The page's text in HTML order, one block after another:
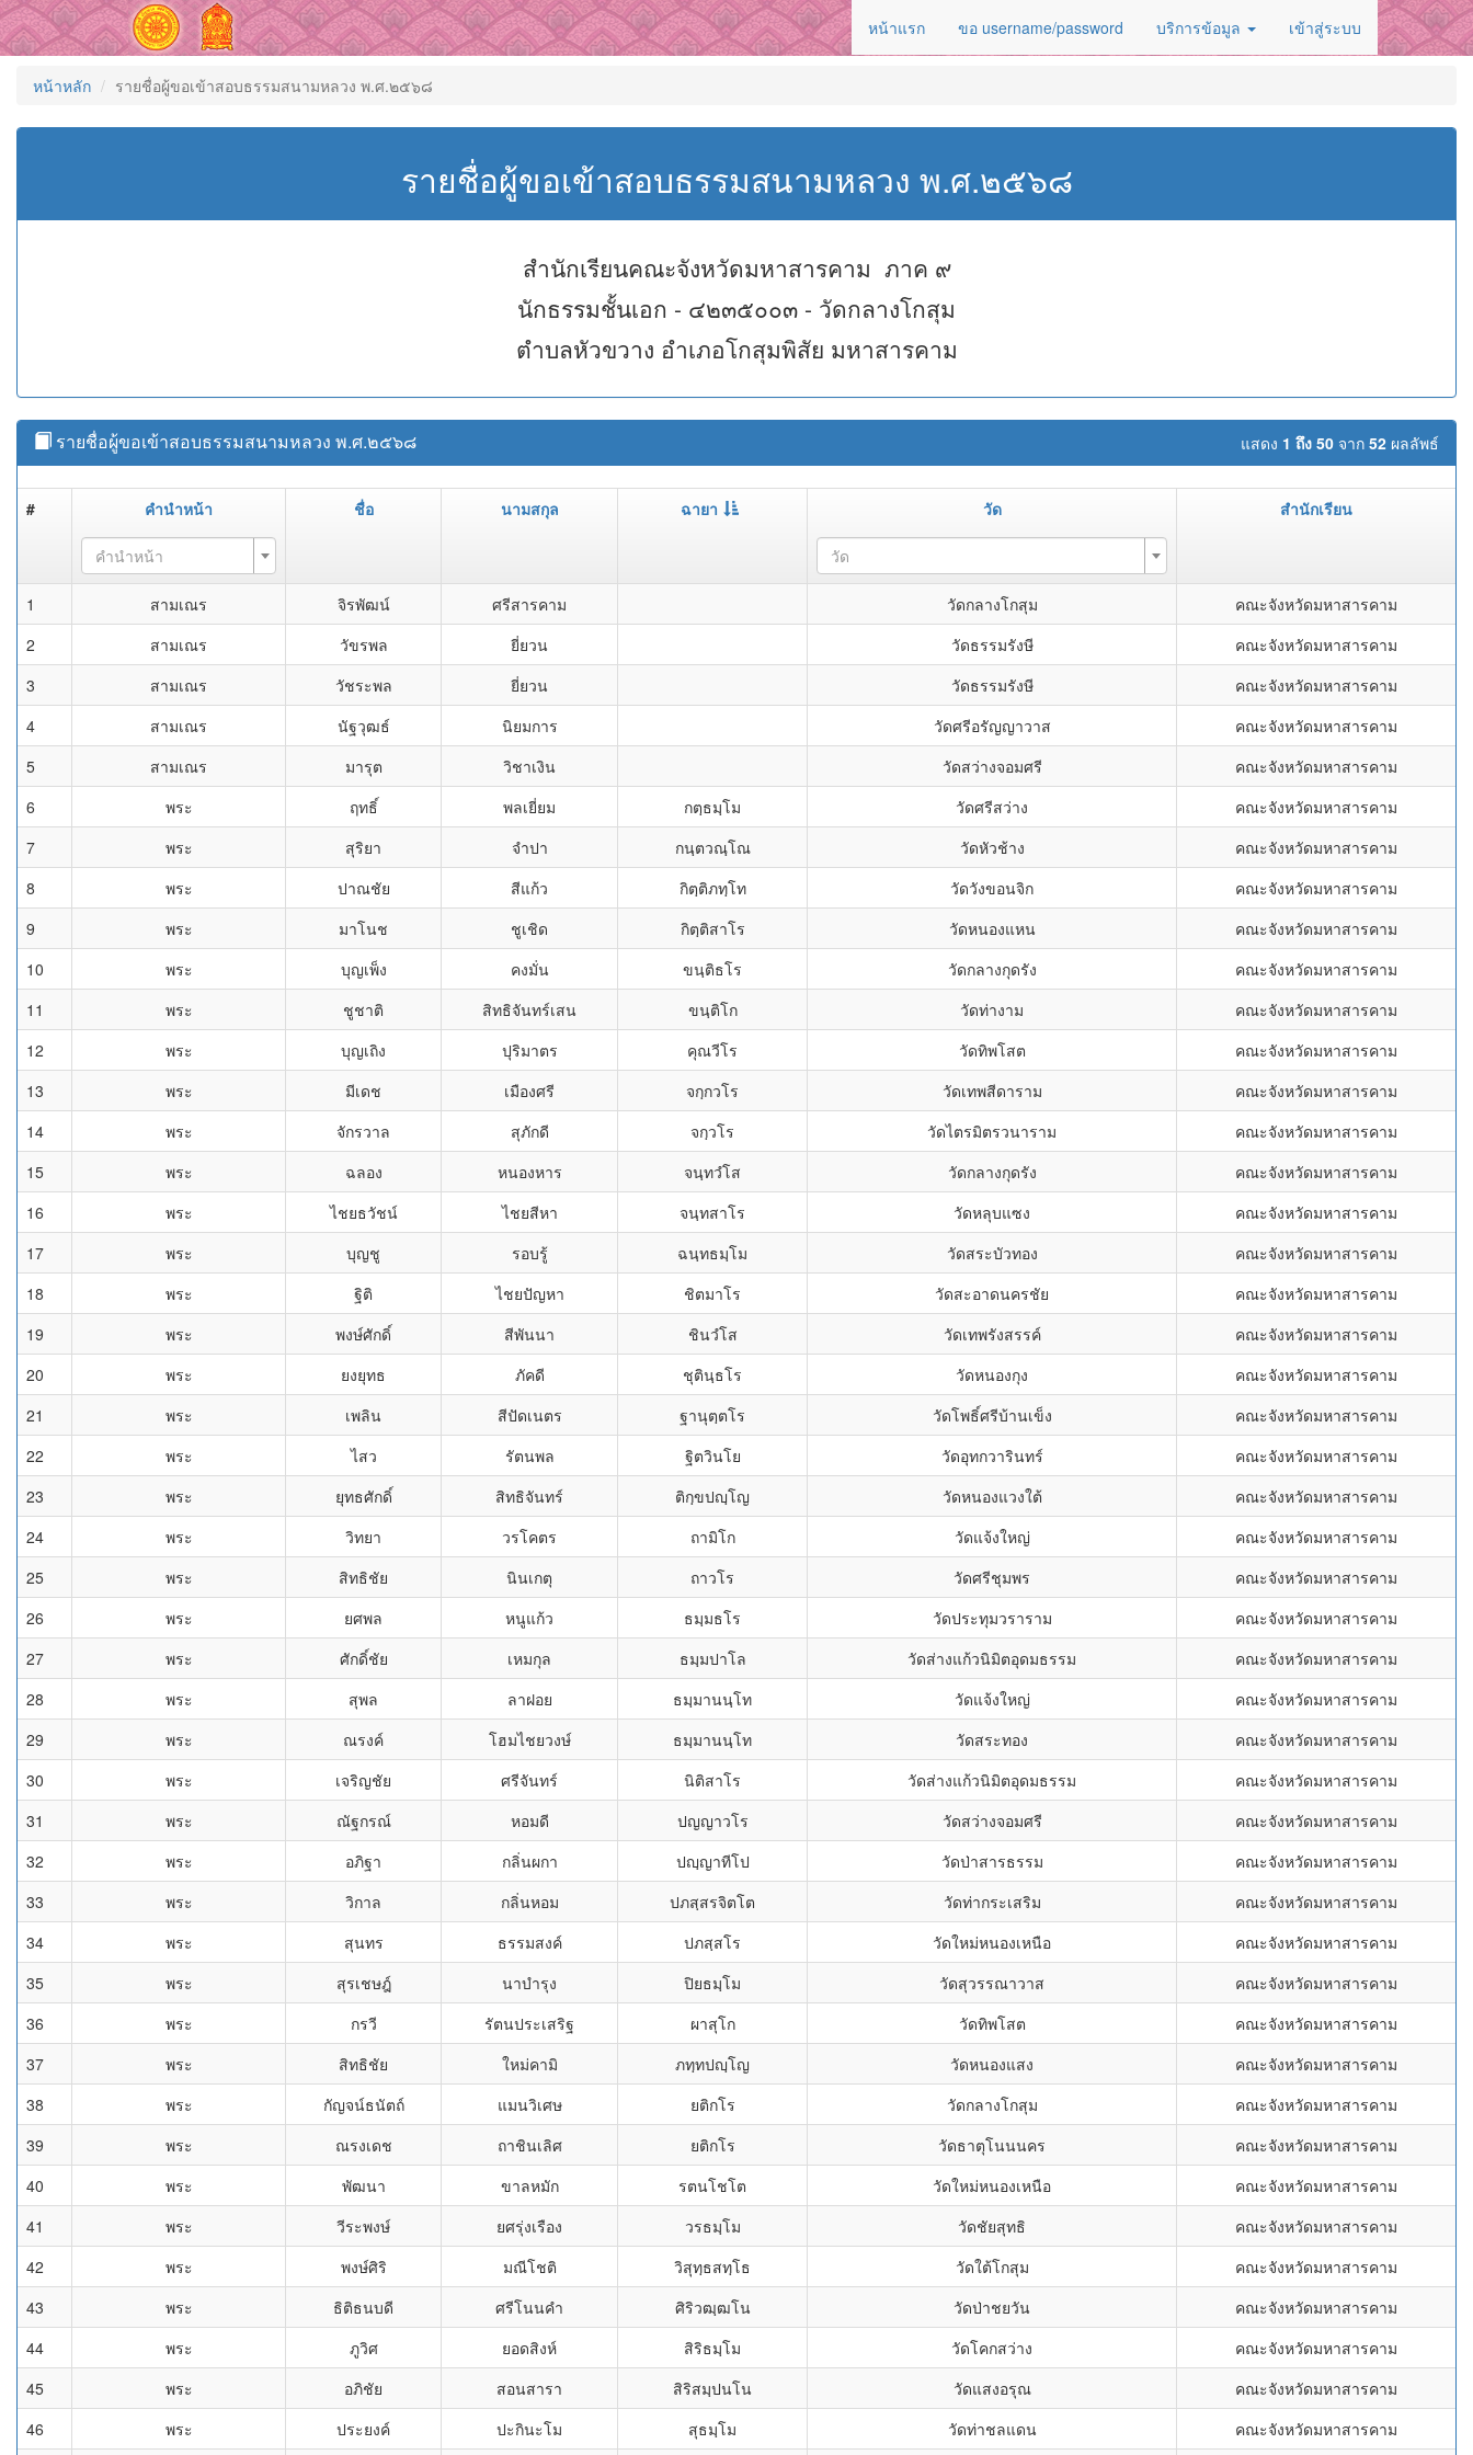
หน้าแรก ขอ username/password บริการข้อมูล เข้าสู่ระบบ
หน้าหลัก รายชื่อผู้ขอเข้าสอบธรรมสนามหลวง พ.ศ.๒๕๖๘
รายชื่อผู้ขอเข้าสอบธรรมสนามหลวง พ.ศ.๒๕๖๘
สำนักเรียนคณะจังหวัดมหาสารคาม ภาค ๙
นักธรรมชั้นเอก - ๔๒๓๕๐๐๓ - วัดกลางโกสุม
ตำบลหัวขวาง อำเภอโกสุมพิสัย มหาสารคาม
แสดง 1 ถึง 50 จาก 52 ผลลัพธ์
รายชื่อผู้ขอเข้าสอบธรรมสนามหลวง พ.ศ.๒๕๖๘
# คำนำหน้า ชื่อ นามสกุล ฉายา วัด สำนักเรียน
คำนำหน้า วัด
1 สามเณร จิรพัฒน์ ศรีสารคาม วัดกลางโกสุม
คณะจังหวัดมหาสารคาม
2
สามเณร วัขรพล ยี่ยวน วัดธรรมรังษี
คณะจังหวัดมหาสารคาม
3
สามเณร วัชระพล ยี่ยวน วัดธรรมรังษี
คณะจังหวัดมหาสารคาม
4
สามเณร นัฐวุฒธ์ นิยมการ วัดศรีอรัญญาวาส
คณะจังหวัดมหาสารคาม
5
สามเณร มารุต วิชาเงิน วัดสว่างจอมศรี
คณะจังหวัดมหาสารคาม
6
พระ ฤทธิ์ พลเยี่ยม กตฺธมฺโม วัดศรีสว่าง
คณะจังหวัดมหาสารคาม
7
พระ สุริยา จำปา กนฺตวณฺโณ วัดหัวช้าง
คณะจังหวัดมหาสารคาม
8
พระ ปาณชัย สีแก้ว กิตฺติภทฺโท วัดวังขอนจิก
คณะจังหวัดมหาสารคาม
9
พระ มาโนช ชูเชิด กิตฺติสาโร วัดหนองแหน
คณะจังหวัดมหาสารคาม
10
พระ บุญเพ็ง คงมั่น ขนฺติธโร วัดกลางกุดรัง
คณะจังหวัดมหาสารคาม
11
พระ ชูชาติ สิทธิจันทร์เสน ขนฺติโก วัดท่างาม
คณะจังหวัดมหาสารคาม
12
พระ บุญเถิง ปุริมาตร คุณวีโร วัดทิพโสต
คณะจังหวัดมหาสารคาม
13
พระ มีเดช เมืองศรี จกฺกวโร วัดเทพสีดาราม
คณะจังหวัดมหาสารคาม
14
พระ จักรวาล สุภักดี จกฺวโร วัดไตรมิตรวนาราม
คณะจังหวัดมหาสารคาม
15
พระ ฉลอง หนองหาร จนฺทวํโส วัดกลางกุดรัง
คณะจังหวัดมหาสารคาม
16
พระ ไชยธวัชน์ ไชยสีหา จนฺทสาโร วัดหลุบแซง
คณะจังหวัดมหาสารคาม
17
พระ บุญชู รอบรู้ ฉนฺทธมฺโม วัดสระบัวทอง
คณะจังหวัดมหาสารคาม
18
พระ ฐิติ ไชยปัญหา ชิตมาโร วัดสะอาดนครชัย
คณะจังหวัดมหาสารคาม
19
พระ พงษ์ศักดิ์ สีพันนา ชินวํโส วัดเทพรังสรรค์
คณะจังหวัดมหาสารคาม
20
พระ ยงยุทธ ภัคดี ชุตินฺธโร วัดหนองกุง
คณะจังหวัดมหาสารคาม
21
พระ เพลิน สีปัดเนตร ฐานุตฺตโร วัดโพธิ์ศรีบ้านเข็ง
คณะจังหวัดมหาสารคาม
22
พระ ไสว รัตนพล ฐิตวินโย วัดอุทกวารินทร์
คณะจังหวัดมหาสารคาม
23
พระ ยุทธศักดิ์ สิทธิจันทร์ ติกฺขปญฺโญ วัดหนองแวงใต้
คณะจังหวัดมหาสารคาม
24
พระ วิทยา วรโคตร ถามิโก วัดแจ้งใหญ่
คณะจังหวัดมหาสารคาม
25
พระ สิทธิชัย นินเกตุ ถาวโร วัดศรีชุมพร
คณะจังหวัดมหาสารคาม
26
พระ ยศพล หนูแก้ว ธมฺมธโร วัดประทุมวราราม
คณะจังหวัดมหาสารคาม
27
พระ ศักดิ์ชัย เหมกุล ธมฺมปาโล วัดส่างแก้วนิมิตอุดมธรรม
คณะจังหวัดมหาสารคาม
28
พระ สุพล ลาฝอย ธมฺมานนฺโท วัดแจ้งใหญ่
คณะจังหวัดมหาสารคาม
29
พระ ณรงค์ โฮมไชยวงษ์ ธมฺมานนฺโท วัดสระทอง
คณะจังหวัดมหาสารคาม
30
พระ เจริญชัย ศรีจันทร์ นิติสาโร วัดส่างแก้วนิมิตอุดมธรรม
คณะจังหวัดมหาสารคาม
31
พระ ณัฐกรณ์ หอมดี ปญญาวโร วัดสว่างจอมศรี
คณะจังหวัดมหาสารคาม
32
พระ อภิฐา กลิ่นผกา ปญฺญาทีโป วัดป่าสารธรรม
คณะจังหวัดมหาสารคาม
33
พระ วิกาล กลิ่นหอม ปภสฺสรจิตโต วัดท่ากระเสริม
คณะจังหวัดมหาสารคาม
34
พระ สุนทร ธรรมสงค์ ปภสฺสโร วัดใหม่หนองเหนือ
คณะจังหวัดมหาสารคาม
35
พระ สุรเชษฎ์ นาบำรุง ปิยธมฺโม วัดสุวรรณาวาส
คณะจังหวัดมหาสารคาม
36
พระ กรวี รัตนประเสริฐ ผาสุโก วัดทิพโสต
คณะจังหวัดมหาสารคาม
37
พระ สิทธิชัย ใหม่คามิ ภทฺทปญฺโญ วัดหนองแสง
คณะจังหวัดมหาสารคาม
38
พระ กัญจน์ธนัตถ์ แมนวิเศษ ยติกโร วัดกลางโกสุม
คณะจังหวัดมหาสารคาม
39
พระ ณรงเดช ถาชินเลิศ ยติกโร วัดธาตุโนนนคร
คณะจังหวัดมหาสารคาม
40
พระ พัฒนา ขาลหมัก รตนโชโต วัดใหม่หนองเหนือ
คณะจังหวัดมหาสารคาม
41
พระ วีระพงษ์ ยศรุ่งเรือง วรธมฺโม วัดชัยสุทธิ
คณะจังหวัดมหาสารคาม
42
พระ พงษ์ศิริ มณีโชติ วิสุทฺธสทฺโธ วัดใต้โกสุม
คณะจังหวัดมหาสารคาม
43
พระ ธิติธนบดี ศรีโนนคำ ศิริวฒฺฒโน วัดป่าชยวัน
คณะจังหวัดมหาสารคาม
44
พระ ภูวิศ ยอดสิงห์ สิริธมฺโม วัดโคกสว่าง
คณะจังหวัดมหาสารคาม
45
พระ อภิชัย สอนสารา สิริสมฺปนโน วัดแสงอรุณ
คณะจังหวัดมหาสารคาม
46
พระ ประยงค์ ปะกินะโม สุธมฺโม วัดท่าชลแดน คณะจังหวัดมหาสารคาม